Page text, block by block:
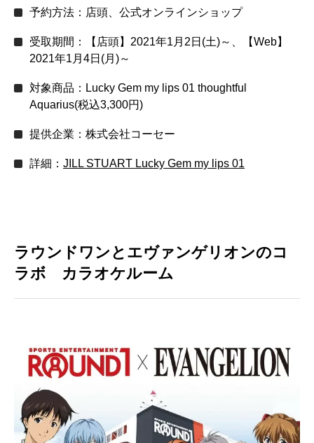
予約方法：店頭、公式オンラインショップ
受取期間：【店頭】2021年1月2日(土)～、【Web】
2021年1月4日(月)～
対象商品：Lucky Gem my lips 01 thoughtful
Aquarius(税込3,300円)
提供企業：株式会社コーセー
詳細： JILL STUART Lucky Gem my lips 01
ラウンドワンとエヴァンゲリオンのコ
ラボ カラオケルーム